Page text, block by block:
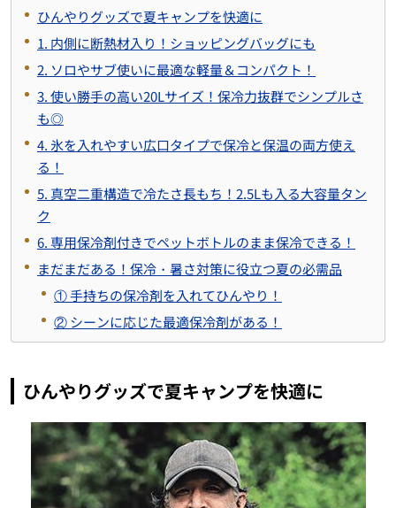
ひんやりグッズで夏キャンプを快適に
1. 内側に断熱材入り！ショッピングバッグにも
2. ソロやサブ使いに最適な軽量＆コンパクト！
3. 使い勝手の高い20Lサイズ！保冷力抜群でシンプルさ
も◎
4. 氷を入れやすい広口タイプで保冷と保温の両方使え
る！
5. 真空二重構造で冷たさ長もち！2.5Lも入る大容量タン
ク
6. 専用保冷剤付きでペットボトルのまま保冷できる！
まだまだある！保冷・暑さ対策に役立つ夏の必需品
① 手持ちの保冷剤を入れてひんやり！
② シーンに応じた最適保冷剤がある！
ひんやりグッズで夏キャンプを快適に